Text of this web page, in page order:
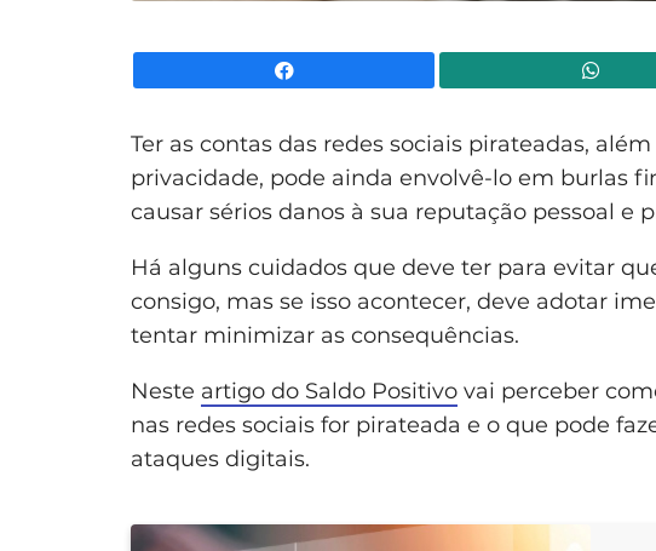
Ter as contas das redes sociais pirateadas,
privacidade, pode ainda envolvê-lo em burlas
causar sérios danos à sua reputação pessoal e
Há alguns cuidados que deve ter para evitar
consigo, mas se isso acontecer, deve adotar
tentar minimizar as consequências.
Neste artigo do Saldo Positivo vai perceber
nas redes sociais for pirateada e o que pode
ataques digitais.